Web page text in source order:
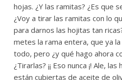
hojas. ¿Y las ramitas? ¿Es que
¿Voy a tirar las ramitas con lo
para darnos las hojitas tan
metes la rama entera, que ya
todo, pero ¿y qué hago ahora
¿Tirarlas? ¡¡ Eso nunca ¡! Ale,
están cubiertas de aceite de